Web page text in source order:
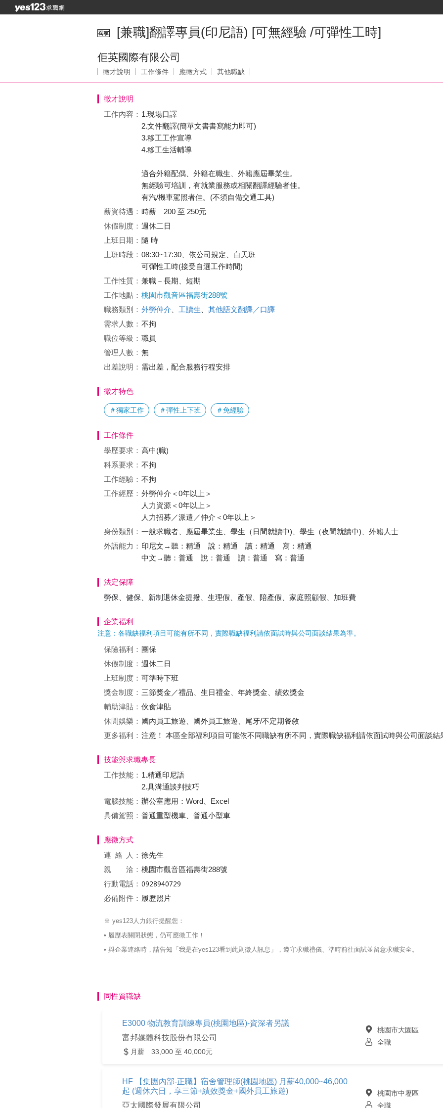
[兼職]翻譯專員(印尼語) [可無經驗 /可彈性工時]
佢英國際有限公司
徵才說明 工作條件 應徵方式 其他職缺
徵才說明
工作內容： 1.現場口譯
2.文件翻譯(簡單文書書寫能力即可)
3.移工工作宣導
4.移工生活輔導
適合外籍配偶、外籍在職生、外籍應屆畢業生。
無經驗可培訓，有就業服務或相關翻譯經驗者佳。
有汽/機車駕照者佳。(不須自備交通工具)
薪資待遇： 時薪 200 至 250元
休假制度： 週休二日
上班日期： 隨 時
上班時段： 08:30~17:30、依公司規定、白天班
可彈性工時(接受自選工作時間)
工作性質： 兼職－長期、短期
工作地點： 桃園市觀音區福壽街288號
職務類別： 外勞仲介 工讀生
其他語文翻譯／口譯
需求人數： 不拘
職位等級： 職員
管理人數： 無
出差說明： 需出差，配合服務行程安排
徵才特色
＃獨家工作 ＃彈性上下班 ＃免經驗
工作條件
學歷要求： 高中(職)
科系要求： 不拘
工作經驗： 不拘
工作經歷： 外勞仲介＜0年以上＞
人力資源＜0年以上＞
人力招募／派遣／仲介＜0年以上＞
身份類別： 一般求職者、應屆畢業生、學生（日間就讀中)、學生（夜間就讀中)、外籍人士
外語能力： 印尼文→聽：精通 說：精通 讀：精通 寫：精通
中文→聽：普通 說：普通 讀：普通 寫：普通
法定保障
勞保、健保、新制退休金提撥、生理假、產假、陪產假、家庭照顧假、加班費
企業福利
注意：各職缺福利項目可能有所不同，實際職缺福利請依面試時與公司面談結果為準。
保險福利： 團保
休假制度： 週休二日
上班制度： 可準時下班
獎金制度： 三節獎金／禮品、生日禮金、年終獎金、績效獎金
輔助津貼： 伙食津貼
休閒娛樂： 國內員工旅遊、國外員工旅遊、尾牙/不定期餐敘
更多福利： 注意！ 本區全部福利項目可能依不同職缺有所不同，實際職缺福利請依面試時與公司面談結
技能與求職專長
工作技能： 1.精通印尼語
2.具溝通談判技巧
電腦技能： 辦公室應用：Word、Excel
具備駕照： 普通重型機車、普通小型車
應徵方式
連絡
人： 徐先生
親 洽： 桃園市觀音區福壽街288號
行動電話：
必備附件： 履歷照片
※ yes123人力銀行提醒您：
• 履歷表關閉狀態，仍可應徵工作！
• 與企業連絡時，請告知「我是在yes123看到此則徵人訊息」，遵守求職禮儀、準時前往面試並留意求職安全。
同性質職缺
E3000 物流教育訓練專員(桃園地區)-資深者另議
富邦媒體科技股份有限公司
月薪 33,000 至 40,000元
桃園市大園區
全職
HF 【集團內部-正職】宿舍管理師(桃園地區) 月薪40,000~46,000
起 (週休六日，享三節+績效獎金+國外員工旅遊)
亞太國際發展有限公司
桃園市中壢區
全職